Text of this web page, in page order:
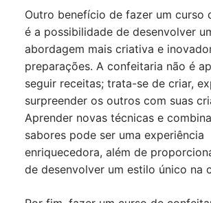
Outro benefício de fazer um curso
é a possibilidade de desenvolver
abordagem mais criativa e
preparações. A confeitaria não é
seguir receitas; trata-se de criar,
surpreender os outros com suas
Aprender novas técnicas e
sabores pode ser uma experiência
enriquecedora, além de
de desenvolver um estilo único na